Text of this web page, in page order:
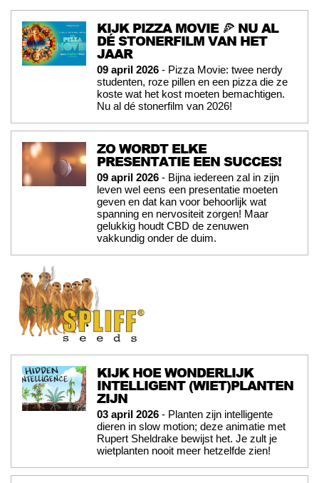
KIJK PIZZA MOVIE 🍕 NU AL
DÉ STONERFILM VAN HET
JAAR
09 april 2026 - Pizza Movie: twee nerdy
studenten, roze pillen en een pizza die ze
koste wat het kost moeten bemachtigen.
Nu al dé stonerfilm van 2026!
ZO WORDT ELKE
PRESENTATIE EEN SUCCES!
09 april 2026 - Bijna iedereen zal in zijn
leven wel eens een presentatie moeten
geven en dat kan voor behoorlijk wat
spanning en nervositeit zorgen! Maar
gelukkig houdt CBD de zenuwen
vakkundig onder de duim.
KIJK HOE WONDERLIJK
INTELLIGENT (WIET)PLANTEN
ZIJN
03 april 2026 - Planten zijn intelligente
dieren in slow motion; deze animatie met
Rupert Sheldrake bewijst het. Je zult je
wietplanten nooit meer hetzelfde zien!